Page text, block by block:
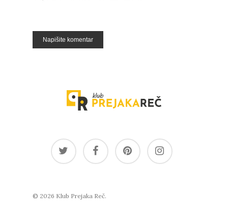
© 2026 Klub Prejaka Reč.